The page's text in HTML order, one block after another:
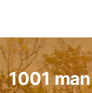
1001